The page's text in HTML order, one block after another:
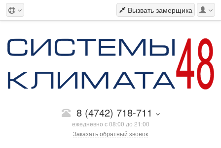
Вызвать замерщика
8 (4742) 718-711
ежедневно с 08:00 до 21:00
Заказать обратный звонок